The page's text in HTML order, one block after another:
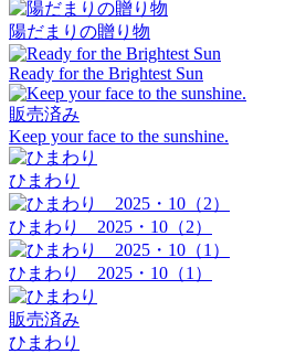
陽だまりの贈り物
Ready for the Brightest Sun
販売済み
Keep your face to the sunshine.
ひまわり
ひまわり 2025・10（2）
ひまわり 2025・10（1）
販売済み
ひまわり